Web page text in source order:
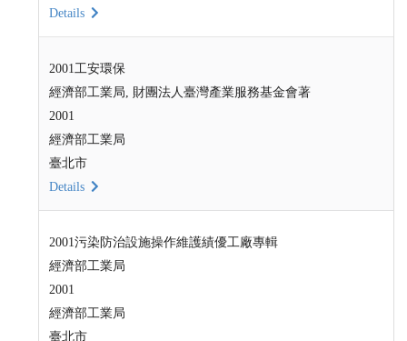
Details
2001工安環保
經濟部工業局, 財團法人臺灣產業服務基金會著
2001
經濟部工業局
臺北市
Details
2001污染防治設施操作維護績優工廠專輯
經濟部工業局
2001
經濟部工業局
臺北市